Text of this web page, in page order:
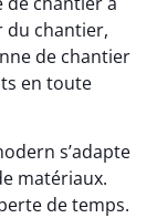
du chantier,
de chantier
en toute
s’adapte
matériaux.
de temps.